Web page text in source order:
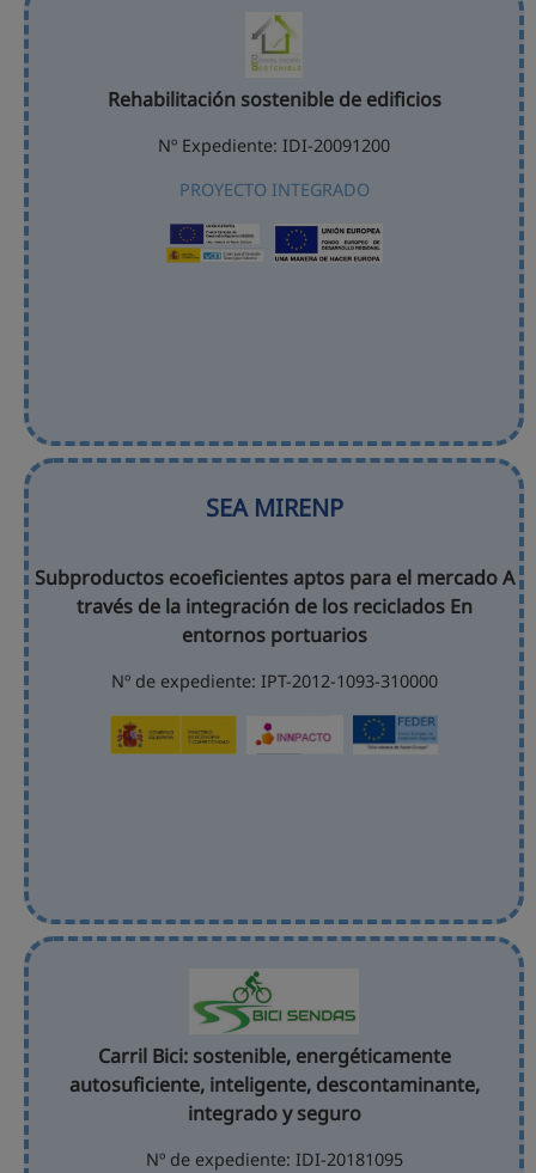
Rehabilitación sostenible de edificios
Nº Expediente: IDI-20091200
PROYECTO INTEGRADO
SEA MIRENP
Subproductos ecoeficientes aptos para el mercado A
través de la integración de los reciclados En
entornos portuarios
Nº de expediente: IPT-2012-1093-310000
Carril Bici: sostenible, energéticamente
autosuficiente, inteligente, descontaminante,
integrado y seguro
Nº de expediente: IDI-20181095